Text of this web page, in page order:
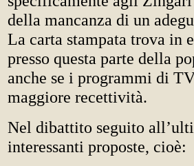
della mancanza di un
La carta stampata trova
presso questa parte della
anche se i programmi di
maggiore recettività.
Nel dibattito seguito
interessanti proposte, cioè: